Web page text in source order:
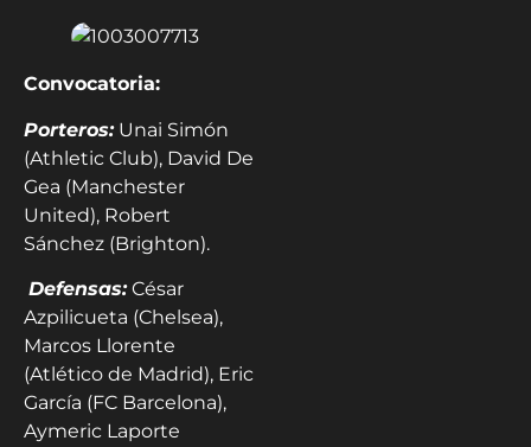
Convocatoria:
Porteros:Unai Simón
(Athletic Club), David De
Gea (Manchester
United), Robert
Sánchez (Brighton).
Defensas:César
Azpilicueta (Chelsea),
Marcos Llorente
(Atlético de Madrid), Eric
García (FC Barcelona),
Aymeric Laporte